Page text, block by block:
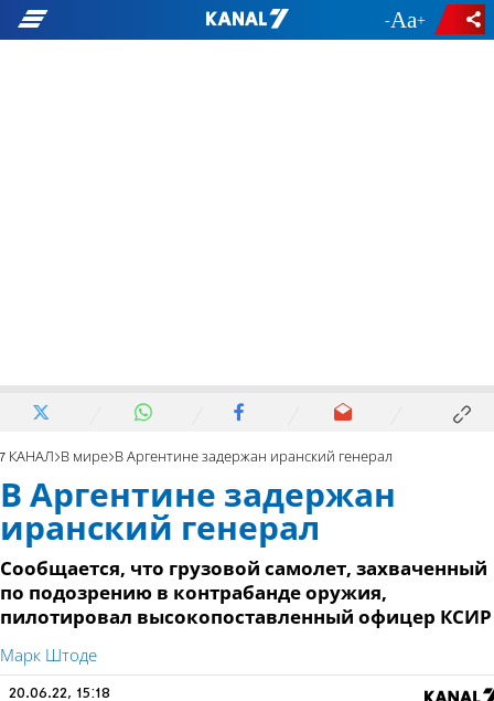
- +
7 КАНАЛ В мире В Аргентине задержан иранский генерал
В Аргентине задержан
иранский генерал
Сообщается, что грузовой самолет, захваченный
по подозрению в контрабанде оружия,
пилотировал высокопоставленный офицер КСИР
Марк Штоде
20.06.22, 15:18